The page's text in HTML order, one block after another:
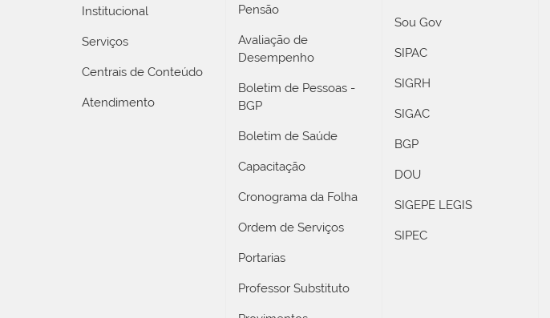
Institucional
Serviços
Centrais de Conteúdo
Atendimento
Pensão
Avaliação de
Desempenho
Boletim de Pessoas -
BGP
Boletim de Saúde
Capacitação
Cronograma da Folha
Ordem de Serviços
Portarias
Professor Substituto
Sou Gov
SIPAC
SIGRH
SIGAC
BGP
DOU
SIGEPE LEGIS
SIPEC